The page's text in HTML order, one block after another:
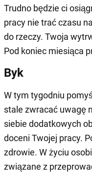
Trudno będzie ci
pracy nie trać czasu
do rzeczy. Twoja
Pod koniec miesiąca
Byk
W tym tygodniu
stale zwracać uwagę
siebie dodatkowych
doceni Twojej pracy.
zdrowie. W życiu
związane z